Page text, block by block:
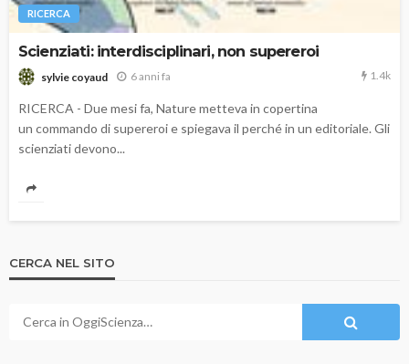
RICERCA
Scienziati: interdisciplinari, non supereroi
sylvie coyaud 6 anni fa 1.4k
RICERCA - Due mesi fa, Nature metteva in copertina
un commando di supereroi e spiegava il perché in un editoriale. Gli
scienziati devono...
CERCA NEL SITO